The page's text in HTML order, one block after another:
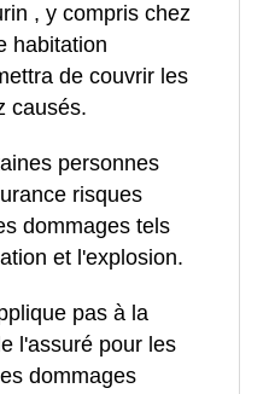
, y compris chez
habitation
de couvrir les
causés.
personnes
risques
dommages tels
et l'explosion.
pas à la
l'assuré pour les
dommages